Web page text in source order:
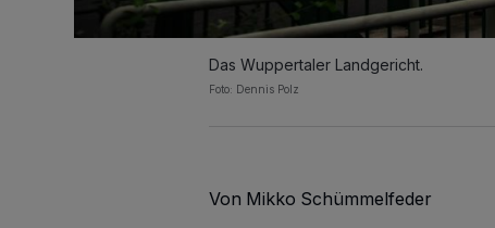
Das Wuppertaler Landgericht.
Foto: Dennis Polz
Von Mikko Schümmelfeder